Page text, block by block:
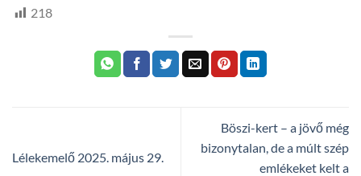
218
Lélekemelő 2025. május 29.
Böszi-kert – a jövő még
bizonytalan, de a múlt szép
emlékeket kelt a